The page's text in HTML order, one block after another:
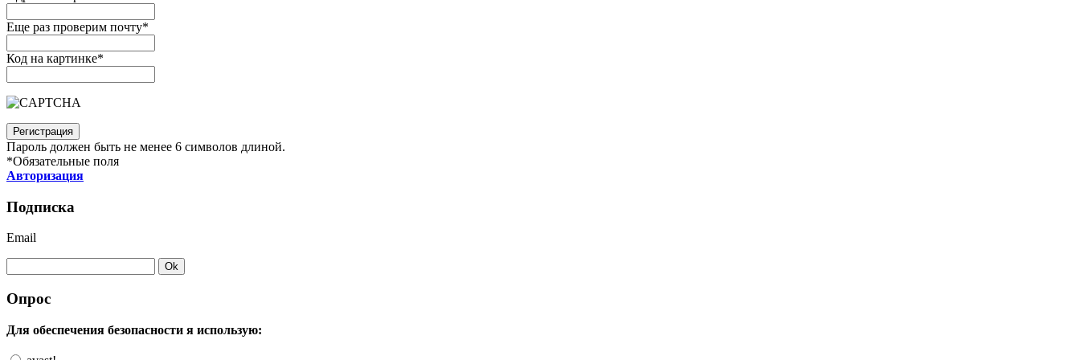
Еще раз проверим почту*
Код на картинке*
Пароль должен быть не менее 6 символов длиной.
*Обязательные поля
Авторизация
Подписка
Email
Опрос
Для обеспечения безопасности я использую: